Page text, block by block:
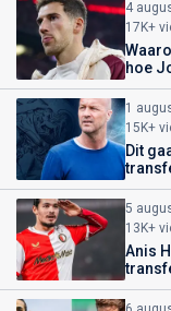
4
17K+
hoe
1
15K+
Dit
5
13K+
Anis